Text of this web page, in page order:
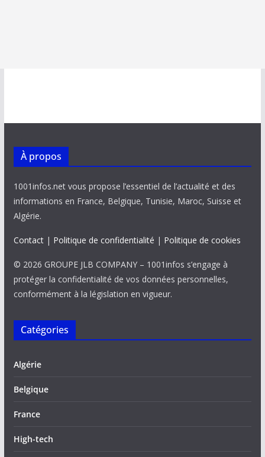
À propos
1001infos.net vous propose l’essentiel de l’actualité et des
informations en France, Belgique, Tunisie, Maroc, Suisse et
Algérie.
Contact| Politique de confidentialité | Politique de cookies
© 2026 GROUPE JLB COMPANY – 1001infos s’engage à
protéger la confidentialité de vos données personnelles,
conformément à la législation en vigueur.
Catégories
Algérie
Belgique
France
High-tech